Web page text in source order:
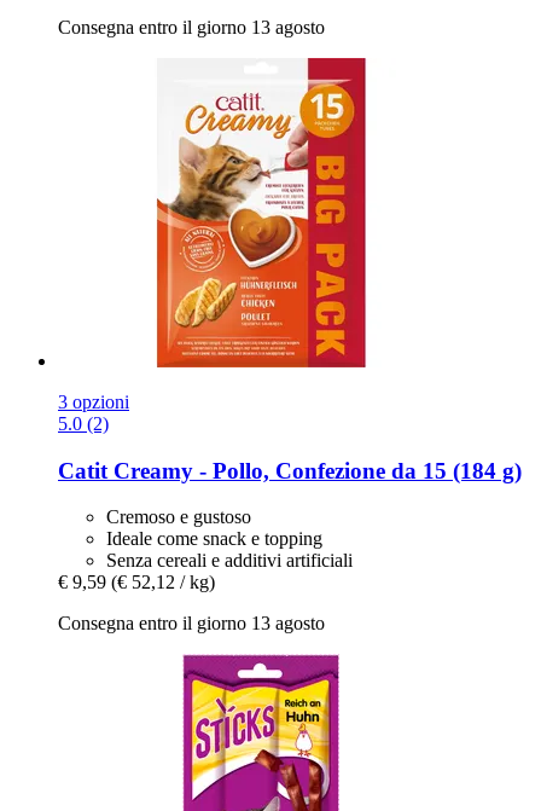
Consegna entro il giorno 13 agosto
3 opzioni
5.0 (2)
Catit Creamy -​ Pollo, Confezione da 15 (184 g)
Cremoso e gustoso
Ideale come snack e topping
Senza cereali e additivi artificiali
€ 9,59 (€ 52,12 / kg)
Consegna entro il giorno 13 agosto